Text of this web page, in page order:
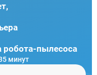
робота-пылесоса
минут